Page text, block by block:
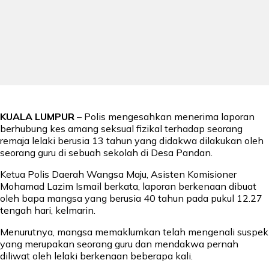
KUALA LUMPUR – Polis mengesahkan menerima laporan
berhubung kes amang seksual fizikal terhadap seorang
remaja lelaki berusia 13 tahun yang didakwa dilakukan oleh
seorang guru di sebuah sekolah di Desa Pandan.
Ketua Polis Daerah Wangsa Maju, Asisten Komisioner
Mohamad Lazim Ismail berkata, laporan berkenaan dibuat
oleh bapa mangsa yang berusia 40 tahun pada pukul 12.27
tengah hari, kelmarin.
Menurutnya, mangsa memaklumkan telah mengenali suspek
yang merupakan seorang guru dan mendakwa pernah
diliwat oleh lelaki berkenaan beberapa kali.